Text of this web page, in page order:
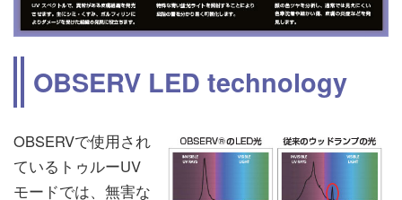
OBSERV LED technology
OBSERVで使用され
ているトゥルーUV
モードでは、無害な